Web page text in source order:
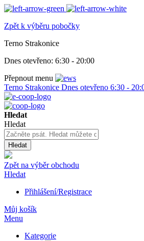
Zpět k výběru pobočky
Terno Strakonice
Dnes otevřeno: 6:30 - 20:00
Přepnout menu
Terno Strakonice Dnes otevřeno 6:30 -
Hledat
Hledat
Hledat
Zpět na výběr obchodu
Hledat
Přihlášení/Registrace
Můj košík
Menu
Kategorie